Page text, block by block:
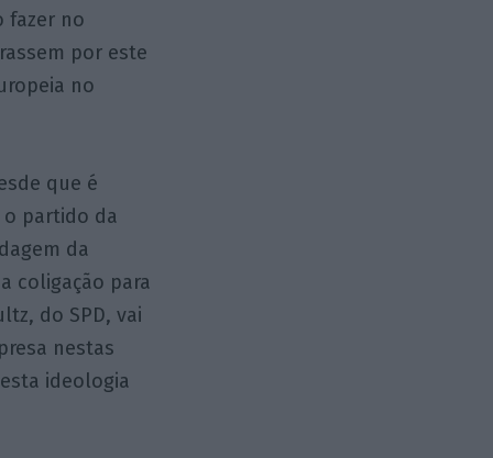
fazer no
por este
no
que é
o partido da
da
coligação para
do SPD, vai
nestas
ideologia